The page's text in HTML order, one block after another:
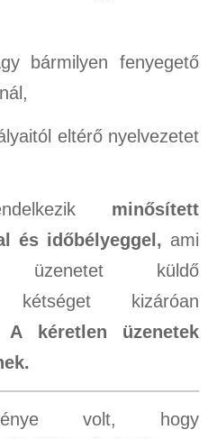
bármilyen fenyegető
eltérő nyelvezetet
minősített
és időbélyeggel, ami
üzenetet küldő
kétséget kizáróan
A kéretlen üzenetek
volt, hogy